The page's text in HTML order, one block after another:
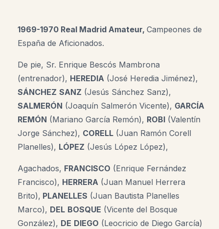
1969-1970 Real Madrid Amateur, Campeones de
España de Aficionados.
De pie, Sr. Enrique Bescós Mambrona
(entrenador), HEREDIA (José Heredia Jiménez),
SÁNCHEZ SANZ (Jesús Sánchez Sanz),
SALMERÓN (Joaquín Salmerón Vicente), GARCÍA
REMÓN (Mariano García Remón), ROBI (Valentín
Jorge Sánchez), CORELL (Juan Ramón Corell
Planelles), LÓPEZ (Jesús López López),
Agachados, FRANCISCO (Enrique Fernández
Francisco), HERRERA (Juan Manuel Herrera
Brito), PLANELLES (Juan Bautista Planelles
Marco), DEL BOSQUE (Vicente del Bosque
González), DE DIEGO (Leocricio de Diego García)